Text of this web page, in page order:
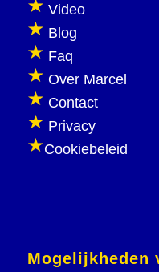
Video
Blog
Faq
Over Marcel
Contact
Privacy
Cookiebeleid
Mogelijkheden